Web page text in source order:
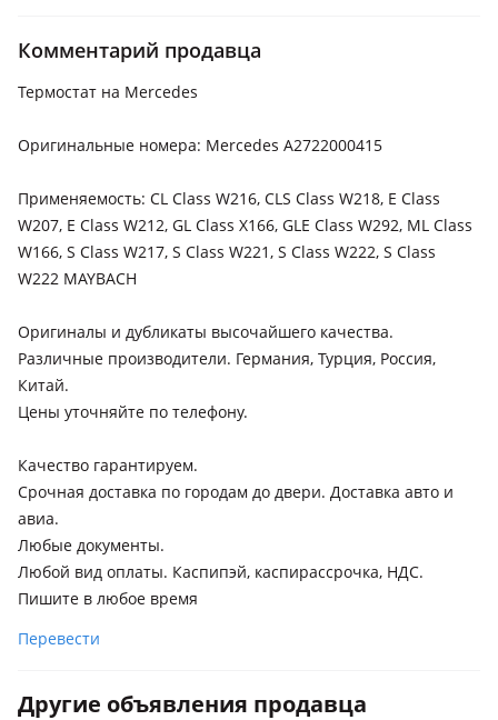
2013 - 2017 W212/S212/C207/A207 рестайлинг
Mercedes-Benz G 350
Mercedes-Benz ML 500
Mercedes-Benz S 350
Комментарий продавца
Термостат на Mercedes
Оригинальные номера: Mercedes A2722000415
Применяемость: CL Class W216, CLS Class W218, E Class
W207, E Class W212, GL Class X166, GLE Class W292, ML Class
W166, S Class W217, S Class W221, S Class W222, S Class
W222 MAYBACH
Оригиналы и дубликаты высочайшего качества.
Различные производители. Германия, Турция, Россия,
Китай.
Цены уточняйте по телефону.
Качество гарантируем.
Срочная доставка по городам до двери. Доставка авто и
авиа.
Любые документы.
Любой вид оплаты. Каспипэй, каспирассрочка, НДС.
Пишите в любое время
Перевести
Другие объявления продавца